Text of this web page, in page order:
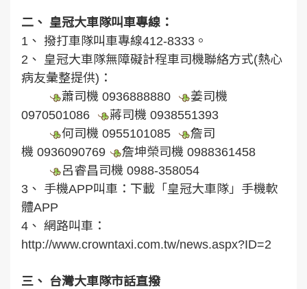
二、 皇冠大車隊叫車專線：
1、 撥打車隊叫車專線412-8333。
2、 皇冠大車隊無障礙計程車司機聯絡方式(熱心
病友彙整提供)：
蕭司機 0936888880
姜司機
0970501086
蔣司機 0938551393
何司機 0955101085
詹司
機 0936090769
詹坤榮司機 0988361458
呂睿昌司機 0988-358054
3、 手機APP叫車：下載「皇冠大車隊」手機軟
體APP
4、 網路叫車：
http://www.crowntaxi.com.tw/news.aspx?ID=2
三、 台灣大車隊市話直撥